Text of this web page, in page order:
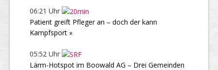
06:21 Uhr
Patient greift Pfleger an – doch der kann
Kampfsport »
05:52 Uhr
Lärm-Hotspot im Boowald AG – Drei Gemeinden